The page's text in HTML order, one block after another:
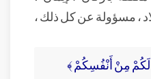
، مسؤولة عن كل ذلك ،
لَكُمْ مِنْ أَنْفُسِكُمْ ﴾